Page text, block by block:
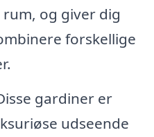
og giver dig
forskellige
gardiner er
udseende